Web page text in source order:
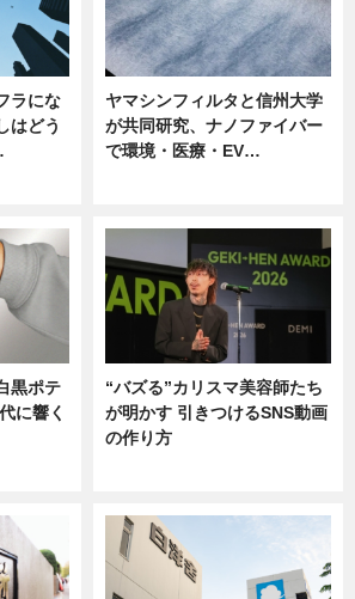
ラにな
はどう
ヤマシンフィルタと信州大学
が共同研究、ナノファイバー
で環境・医療・EV…
黒ポテ
に響く
“バズる”カリスマ美容師たち
が明かす 引きつけるSNS動画
の作り方